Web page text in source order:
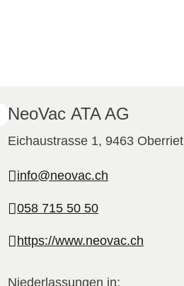
NeoVac ATA AG
Eichaustrasse 1, 9463 Oberriet
info@neovac.ch
058 715 50 50
https://www.neovac.ch
Niederlassungen in: